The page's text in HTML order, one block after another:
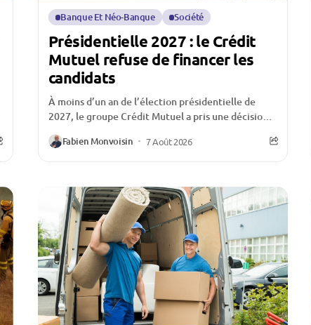
Banque Et Néo-Banque Société
Présidentielle 2027 : le Crédit
Mutuel refuse de financer les
candidats
À moins d’un an de l’élection présidentielle de
2027, le groupe Crédit Mutuel a pris une décision
qui ne passe pas inaperçue :...
Fabien Monvoisin 7 Août 2026